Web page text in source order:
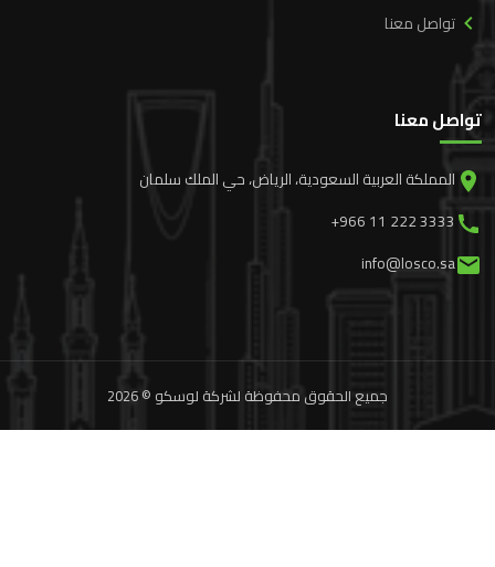
تواصل معنا
تواصل معنا
المملكة العربية السعودية، الرياض، حي الملك سلمان
+966 11 222 3333
info@losco.sa
جميع الحقوق محفوظة لشركة لوسكو © 2026